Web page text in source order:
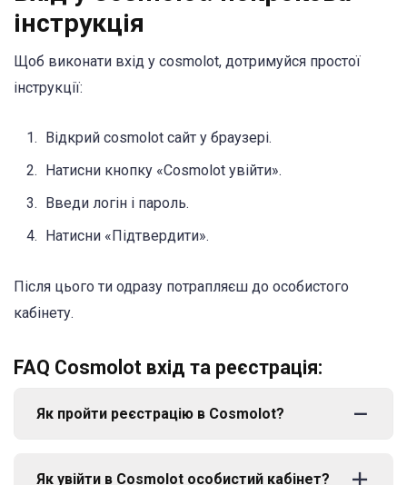
інструкція
Щоб виконати вхід у cosmolot, дотримуйся простої
інструкції:
Відкрий cosmolot сайт у браузері.
Натисни кнопку «Cosmolot увійти».
Введи логін і пароль.
Натисни «Підтвердити».
Після цього ти одразу потрапляєш до особистого
кабінету.
FAQ Cosmolot вхід та реєстрація:
Як пройти реєстрацію в Cosmolot?
Як увійти в Cosmolot особистий кабінет?